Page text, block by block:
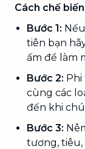
Cách chế
Bước 1:
tiên bạn
ấm để làm
Bước 2: Phi
cùng các
đến khi
Bước 3:
tương, tiêu,